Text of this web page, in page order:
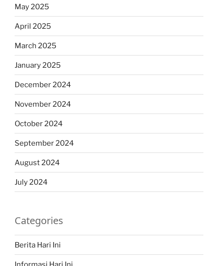
May 2025
April 2025
March 2025
January 2025
December 2024
November 2024
October 2024
September 2024
August 2024
July 2024
Categories
Berita Hari Ini